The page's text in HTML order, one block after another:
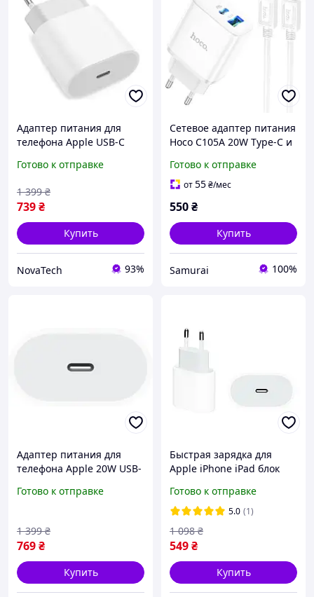
Адаптер питания для
телефона Apple USB-C
(MHJE3) (Уцененный)
Готово к отправке
739₴
1 399 ₴
Купить
NovaTech 93%
Сетевое адаптер питания
Hoco C105A 20W Type-C и
кабелем Type-c to Type-c в
комплекте
Готово к отправке
от55₴/мес
550₴
Купить
Samurai 100%
Адаптер питания для
телефона Apple 20W USB-
Готово к отправке
769₴
1 399 ₴
Купить
Быстрая зарядка для
Apple iPhone iPad блок
Adapter
Готово к отправке
5.0 (1)
549₴
1 098 ₴
Купить